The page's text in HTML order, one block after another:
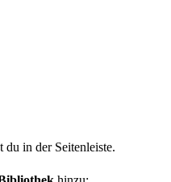
du in der Seitenleiste.